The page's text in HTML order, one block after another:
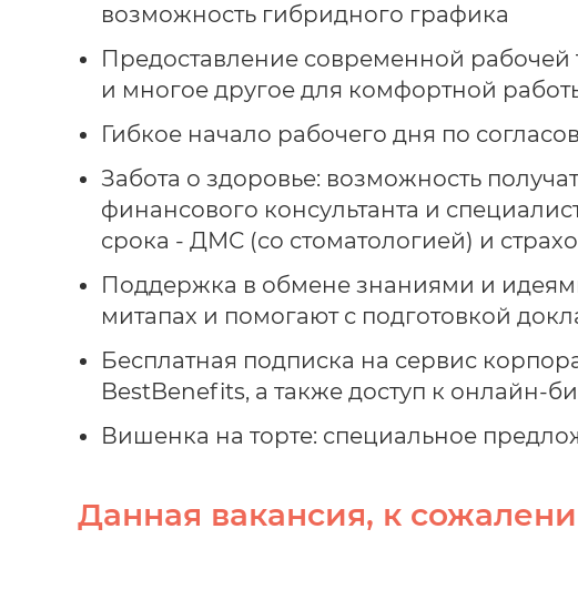
возможность гибридного графика
Предоставление современной
и многое другое для комфортной
Гибкое начало рабочего дня по
Забота о здоровье: возможность
финансового консультанта и
срока - ДМС (со стоматологией) и
Поддержка в обмене знаниями и
митапах и помогают с подготовкой
Бесплатная подписка на сервис
BestBenefits, а также доступ к онлайн-
Вишенка на торте: специальное
Данная вакансия, к